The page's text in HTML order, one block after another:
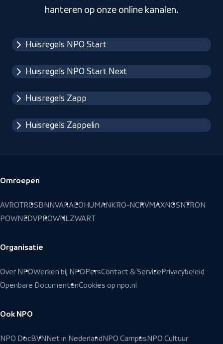
hanteren op onze online kanalen.
Huisregels NPO Start
Huisregels NPO Start Next
Huisregels Zapp
Huisregels Zappelin
Voettekst
Omroepen
AVROTROS BNNVARAEO HUMAN KRO-NCRVMAXNOS NTRON
POWNEDVPROWNLZWART
Organisatie
Over NPOWerken bij NPO PersContact & Service Privacybeleid
Openbare DocumentenCookies op npo.nl
Ook NPO
NPO DocBVN Net in Nederland NPO Campus NPO Cultuur